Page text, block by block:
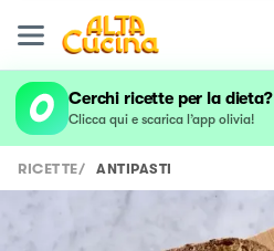
undefined
Cerchi ricette per la dieta?
Clicca qui e scarica l’app olivia!
RICETTE/ ANTIPASTI